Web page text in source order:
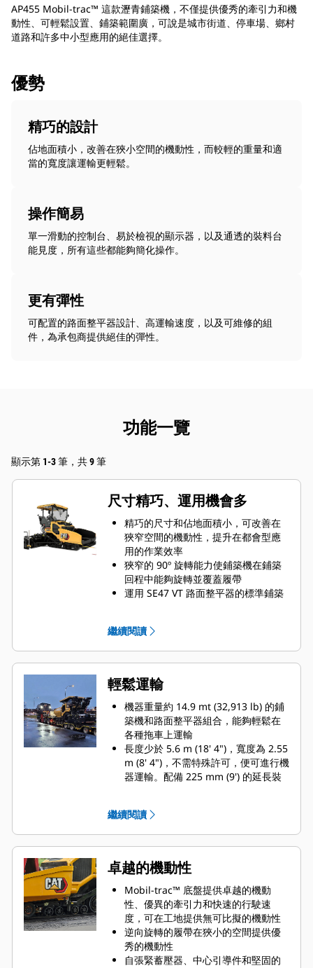
AP455 Mobil-trac™ 這款瀝青鋪築機，不僅提供優秀的牽引力和機
動性、可輕鬆設置、鋪築範圍廣，可說是城市街道、停車場、鄉村
道路和許多中小型應用的絕佳選擇。
優勢
精巧的設計
佔地面積小，改善在狹小空間的機動性，而較輕的重量和適
當的寬度讓運輸更輕鬆。
操作簡易
單一滑動的控制台、易於檢視的顯示器，以及通透的裝料台
能見度，所有這些都能夠簡化操作。
更有彈性
可配置的路面整平器設計、高運輸速度，以及可維修的組
件，為承包商提供絕佳的彈性。
功能一覽
顯示第 1-3 筆，共 9 筆
尺寸精巧、運用機會多
精巧的尺寸和佔地面積小，可改善在
狹窄空間的機動性，提升在都會型應
用的作業效率
狹窄的 90º 旋轉能力使鋪築機在鋪築
回程中能夠旋轉並覆蓋履帶
運用 SE47 VT 路面整平器的標準鋪築
運用 SE47 FM 路面整平器的標準鋪築
範圍為 2.4 m - 4.7 m (8' - 15' 6")，最
大寬度為 5.9 m (19' 6")
運用 SE47 VT 路面整平器的標準鋪築
範圍為 2.4 m - 4.7 m (7' 10" - 15'
4")，最大寬度為 6.0 m (19' 8")
鋪築深度高達 300 mm (12")，可支援
砂石鋪築應用
繼續閱讀
輕鬆運輸
機器重量約 14.9 mt (32,913 lb) 的鋪
築機和路面整平器組合，能夠輕鬆在
各種拖車上運輸
長度少於 5.6 m (18' 4")，寬度為 2.55
m (8' 4")，不需特殊許可，便可進行機
器運輸。配備 225 mm (9') 的延長裝
18º 的前裝載角度和較高的前保險桿間
隙，可降低在裝載至各種拖車設計
時，需要額外阻擋的需求
可透過電動或手動方式，輕鬆快速升
起或收回頂棚
前、中、後繫緊位置可有效固定鋪築
機，以便快速移動到下一個工地
繼續閱讀
卓越的機動性
Mobil-trac™ 底盤提供卓越的機動
性、優異的牽引力和快速的行駛速
度，可在工地提供無可比擬的機動性
逆向旋轉的履帶在狹小的空間提供優
秀的機動性
自張緊蓄壓器、中心引導件和堅固的